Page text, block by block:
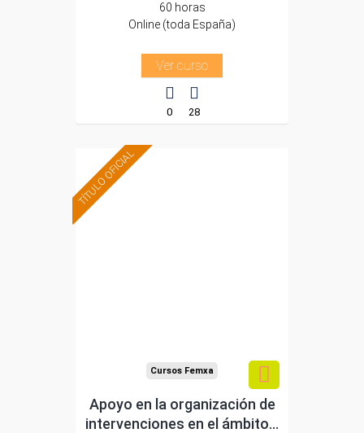
60 horas
Online (toda España)
Ver curso
0 28
TÍTULO OFICIAL
Cursos Femxa
Apoyo en la organización de
intervenciones en el ámbito...